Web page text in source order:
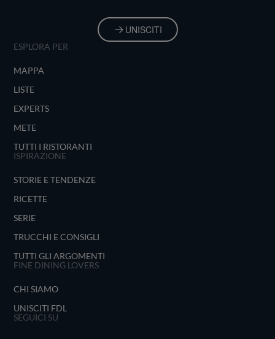
UNISCITI
ESPLORA PER
MAPPA
LISTE
EXPERTS
METE
TUTTI I RISTORANTI
ISPIRAZIONE
STORIE E TENDENZE
RICETTE
SERIE
TRUCCHI E CONSIGLI
TUTTI GLI ARGOMENTI
FINE DINING LOVERS
CHI SIAMO
UNISCITI FDL
SEGUICI SU